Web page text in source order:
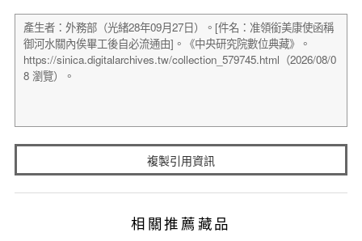
複製引用資訊
相關推薦藏品